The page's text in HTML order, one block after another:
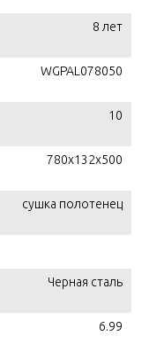
8 лет
WGPAL078050
10
780х132х500
сушка полотенец
Черная сталь
6.99